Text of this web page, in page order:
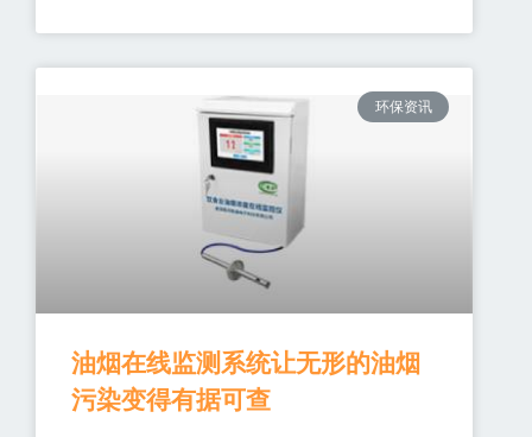
环保资讯
油烟在线监测系统让无形的油烟
污染变得有据可查